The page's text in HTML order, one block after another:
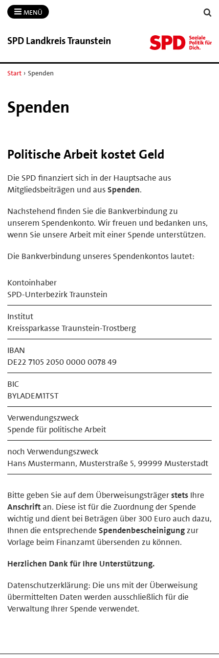
MENÜ
SPD Landkreis Traunstein
Start › Spenden
Spenden
Politische Arbeit kostet Geld
Die SPD finanziert sich in der Hauptsache aus
Mitgliedsbeiträgen und ausSpenden.
Nachstehend finden Sie die Bankverbindung zu
unserem Spendenkonto. Wir freuen und bedanken uns,
wenn Sie unsere Arbeit mit einer Spende unterstützen.
Die Bankverbindung unseres Spendenkontos lautet:
Kontoinhaber
SPD-Unterbezirk Traunstein
Institut
Kreissparkasse Traunstein-Trostberg
IBAN
DE22 7105 2050 0000 0078 49
BIC
BYLADEM1TST
Verwendungszweck
Spende für politische Arbeit
noch Verwendungszweck
Hans Mustermann, Musterstraße 5, 99999 Musterstadt
Bitte geben Sie auf dem Überweisungsträgerstets Ihre
Anschriftan. Diese ist für die Zuordnung der Spende
wichtig und dient bei Beträgen über 300 Euro auch dazu,
Ihnen die entsprechende Spendenbescheinigungzur
Vorlage beim Finanzamt übersenden zu können.
Herzlichen Dank für Ihre Unterstützung.
Datenschutzerklärung: Die uns mit der Überweisung
übermittelten Daten werden ausschließlich für die
Verwaltung Ihrer Spende verwendet.